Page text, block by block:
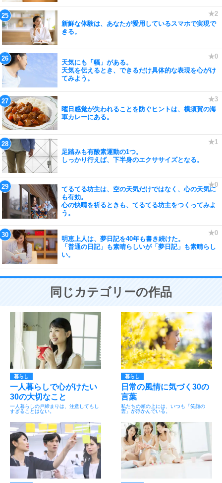
新鮮な体験は、あなたが愛用しているスマホで実現で
きる。
天気にも「幅」がある。
天気を伝えるとき、できるだけ具体的な表現を心がけ
てみよう。
曜日感覚が失われることを防ぐヒントは、横須賀の海
軍カレーにある。
足踏みも有酸素運動の1つ。
しっかり行えば、下半身のエクササイズとなる。
てるてる坊主は、空の天気だけではなく、心の天気に
も有効。
心の快晴を祈るときも、てるてる坊主をつくってみよ
う。
明恵上人は、夢日記を40年も書き続けた。
「普通の日記」も素晴らしいが「夢日記」も素晴らし
い。
同じカテゴリーの作品
暮らし
一人暮らしで心がけたい
30の大切なこと
一人暮らしの戸締まりは、注意してもし
すぎることはない。
暮らし
日常の風情に気づく30の
言葉
私たちの頭の上には、いつも「笑顔の
雲」が浮かんでいる。